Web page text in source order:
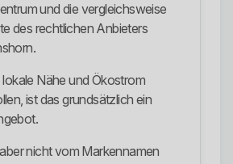
und die vergleichsweise
des rechtlichen Anbieters
lokale Nähe und Ökostrom
ist das grundsätzlich ein
nicht vom Markennamen